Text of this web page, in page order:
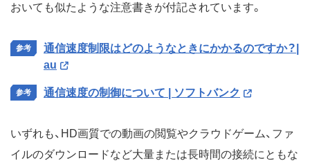
おいても似たような注意書きが付記されています。
通信速度制限はどのようなときにかかるのですか？|
au
通信速度の制御について | ソフトバンク
いずれも、HD画質での動画の閲覧やクラウドゲーム、ファ
イルのダウンロードなど大量または長時間の接続にともな